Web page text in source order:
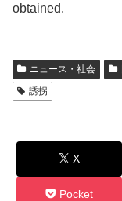
obtained.
ニュース・社会
誘拐
X
Pocket